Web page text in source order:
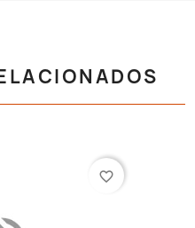
favorite_border